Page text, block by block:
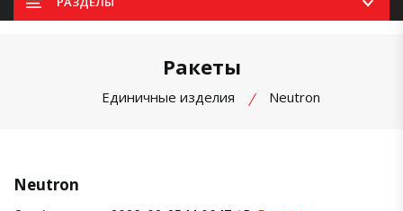
Ракеты
Единичные изделия Neutron
Neutron